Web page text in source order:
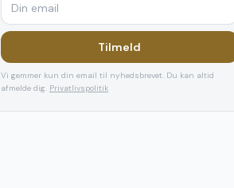
Tilmeld
Vi gemmer kun din email til nyhedsbrevet. Du kan altid
afmelde dig. Privatlivspolitik